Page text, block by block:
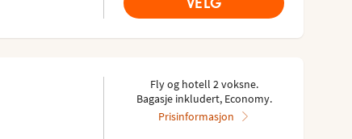
Fly og hotell 2 voksne.
Bagasje inkludert, Economy.
Prisinformasjon